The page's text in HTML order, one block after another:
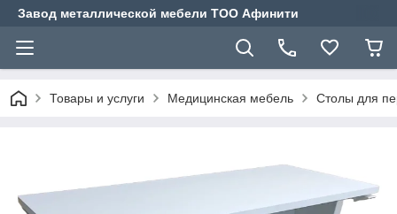
Завод металлической мебели ТОО Афинити
Товары и услуги Медицинская мебель Столы для